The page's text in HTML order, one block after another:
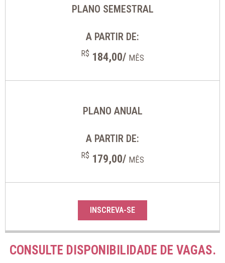
PLANO SEMESTRAL
A PARTIR DE:
R$ 184,00/ MÊS
PLANO ANUAL
A PARTIR DE:
R$ 179,00/ MÊS
INSCREVA-SE
CONSULTE DISPONIBILIDADE DE VAGAS.